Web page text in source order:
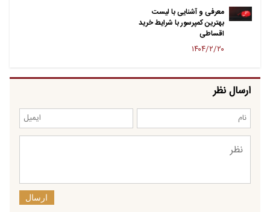
معرفی و آشنایی با لیست
بهترین کمپرسور با شرایط خرید
اقساطی
۱۴۰۴/۲/۲۰
ارسال نظر
ارسال